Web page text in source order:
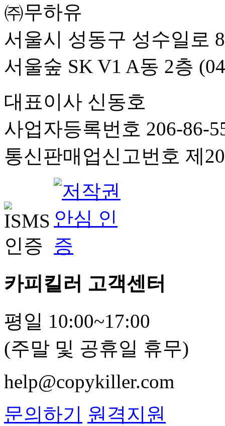
㈜무하유
서울시 성동구 성수일로
서울숲 SK V1 A동 2층
대표이사 신동호
사업자등록번호 206-86-
통신판매업신고번호 제
카피킬러 고객센터
평일 10:00~17:00
(주말 및 공휴일 휴무)
help@copykiller.com
문의하기 원격지원